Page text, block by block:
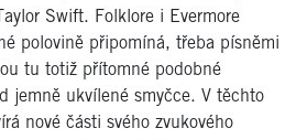
Swift. Folklore i Evermore
polovině připomíná, třeba písněmi
tu totiž přítomné podobné
jemně ukvílené smyčce. V těchto
nové části svého zvukového